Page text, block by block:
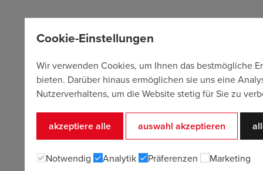
Cookie-Einstellungen
Wir verwenden Cookies, um Ihnen das bestmögliche
bieten. Darüber hinaus ermöglichen sie uns eine
Nutzerverhaltens, um die Website stetig für Sie zu
akzeptiere alle auswahl akzeptieren
Notwendig Analytik Präferenzen Marketing